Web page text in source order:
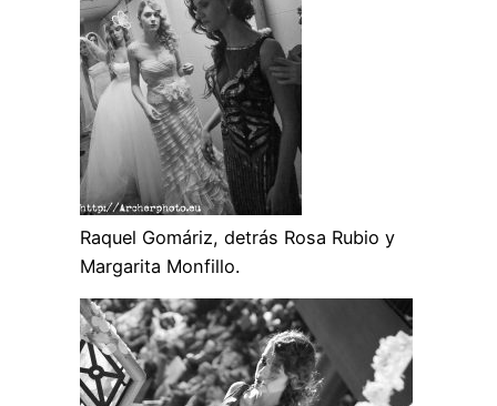
Raquel Gomáriz, detrás Rosa Rubio y
Margarita Monfillo.